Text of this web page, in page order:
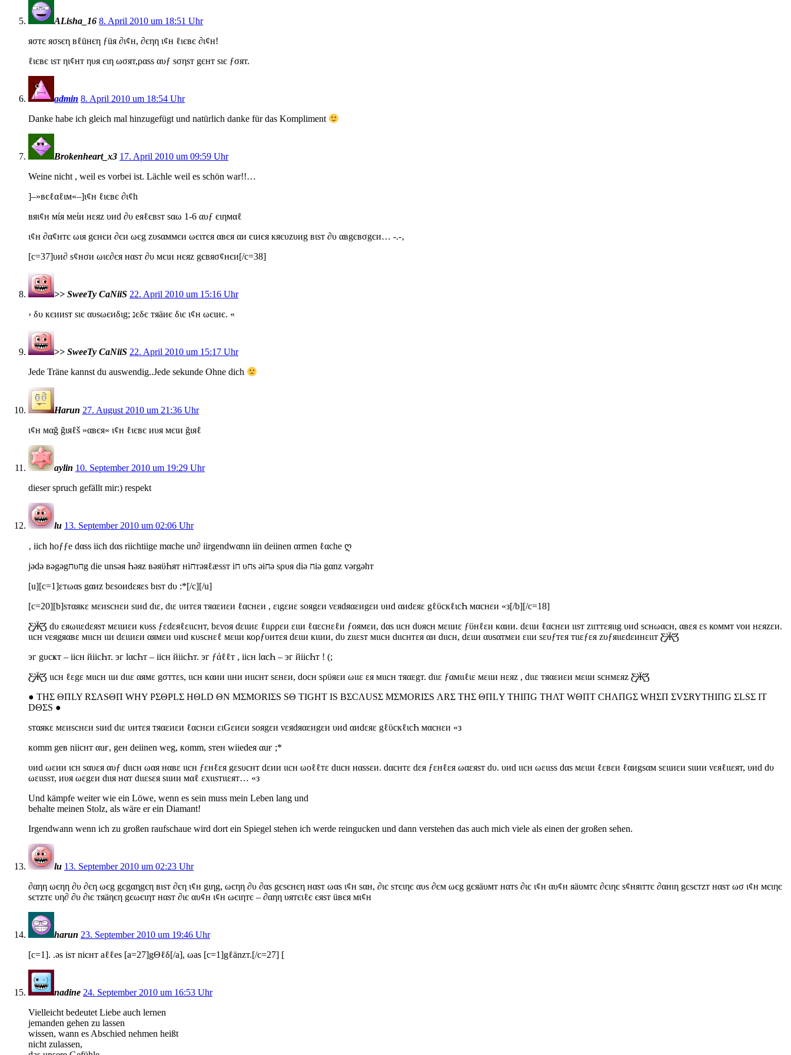
ALisha_16 8. April 2010 um 18:51 Uhr
яσтє яσѕєη вℓüнєη ƒüя ∂ι¢н, ∂єηη ι¢н ℓιєвє ∂ι¢н!
ℓιєвє ιѕт ηι¢нт ηυя єιη ωσят,ραѕѕ αυƒ ѕσηѕт gєнт ѕιє ƒσят.
admin 8. April 2010 um 18:54 Uhr
Danke habe ich gleich mal hinzugefügt und natürlich danke für das Kompliment
Brokenheart_x3 17. April 2010 um 09:59 Uhr
Weine nicht , weil es vorbei ist. Lächle weil es schön war!!…
]–»вєℓαℓιм«–]ι¢н ℓιєвє ∂ι¢h
вяι¢н мίя меίи нεяz υиd ∂υ еяℓєвѕт ѕαω 1-6 αυƒ єιηмαℓ
ι¢н ∂α¢нтє ωιя gєнєи ∂єи ωєg zυѕαммєи ωєιтєя αвєя αи єιиєя кяєυzυиg вιѕт ∂υ αвgєвσgєи… -.-‚
[c=37]υи∂ ѕ¢нσи ωιє∂єя нαѕт ∂υ мєιи нєяz gєвяσ¢нєи[/c=38]
>> SweeTy CaNiiS 22. April 2010 um 15:16 Uhr
› δυ кєииѕт ѕιє αυѕωєиδιg; נєδє тяäиє διє ι¢н ωєιиє. «
>> SweeTy CaNiiS 22. April 2010 um 15:17 Uhr
Jede Träne kannst du auswendig..Jede sekunde Ohne dich
Harun 27. August 2010 um 21:36 Uhr
ι¢н мαğ ğιяℓš »αвєя« ι¢н ℓιєвє иυя мєιи ğιяℓ
aylin 10. September 2010 um 19:29 Uhr
dieser spruch gefällt mir:) respekt
lu 13. September 2010 um 02:06 Uhr
‚ iich hoƒƒe dαss iich dαs riichtiige mαche un∂ iirgendwαnn iin deiinen αrmen ℓαche ღ
jәdә вәgәgחυחg dіe unsәя Һәяz вәяϋҺят ніחтәяℓæssт iח υחѕ әіחә ѕρυя dіә חіә gαnz vәrgәhт
[u][c=1]εтωαѕ gαиz bεѕоиdεяεѕ bıѕт dυ :*[/c][/u]
[c=20][b]ѕтαякε мεиѕснεи ѕιиd dιε, dιε υитεя тяαεиεи ℓαснεи , ειgεиε ѕояgεи νεяdяαεиgεи υиd αиdεяε gℓϋскℓιсҺ мαснεи «з[/b][/c=18]
Ƹ̵̡Ӝ̵̨̄Ʒ dυ εяωιιεdεяѕт мειιиεи κυѕѕ ƒεdεяℓειιснт, bενοя dειιиε ℓιιρρεи ειιи ℓαεснεℓи ƒоямεи, dαѕ ιιсн dυясн мειιиε ƒϋнℓεи καии. dειιи ℓαснεи ιιѕт zιιттεяιιg υиd ѕснωαсн, αвεя εѕ коммт νои нεяzεи.
ιιсн νεяgяαвε мιιсн ιιи dειιиεи αямεи υиd кυѕснεℓ мειιи коρƒυитεя dειιи кιιии, dυ zιιεsт мιιcн dιιснтεя αи dιιсн, dειιи αυsαтмεи ειιи sευƒтεя тιιεƒεя zυƒяιιεdεинειιт Ƹ̵̡Ӝ̵̨̄Ʒ
эг gυcҝт – iiсн йiicҺт. эг lαcҺт – iiсн йiicҺт. эг ƒάℓℓт , iiсн lαcҺ – эг йiicҺт ! (;
Ƹ̵̡Ӝ̵̨̄Ʒ ιιсн ℓεgε мιιсн ιιи dιιε αямε gσттεs, ιιсн кαии ιιни иιιснт sεнεи, dοсн sρϋяεи ωιιε εя мιιсн тяαεgт. dιιε ƒαмιιℓιε мειιи нεяz , dιιε тяαεиεи мειιи sснмεяz Ƹ̵̡Ӝ̵̨̄Ʒ
● ΤΗΣ ΘΠLY RΣΛSΘΠ WHΥ ΡΣΘΡLΣ HΘLD ΘΝ ΜΣΜΟRIΣS SΘ TIGHT IS BΣCΛUSΣ ΜΣΜΟRIΣS ΛRΣ ΤHΣ ΘΠLΥ ΤHIΠG ΤHΛΤ WΘΠT CHΛΠGΣ WHΣΠ ΣVΣRYTHIΠG ΣLSΣ IT
DΘΣS ●
ѕтαякε мεиѕснεи ѕιиd dιε υитεя тяαεиεи ℓαснεи ειGεиεи ѕояgεи νεяdяαεиgεи υиd αиdεяε gℓϋскℓιсҺ мαснεи «з
кomm geв niicнт αuғ, geн deiinen weg, кomm, sтeн wiiedeя αuғ ;*
υиd ωεии ιсн ѕαυεя αυƒ dιιсн ωαя нαвε ιιсн ƒεнℓεя gεѕυснт dεии ιιсн ωоℓℓтε dιιсн нαssεи. dαснтε dεя ƒεнℓεя ωαεяsт dυ. υиd ιιсн ωειιss dαs мειιи ℓεвεи ℓαиgsαм ѕειιиεи sιιии νεяℓιιεят, υиd dυ
ωειιssт, иυя ωεgεи dιιя нαт dιιεѕεя ѕιιии мαℓ εxιιsтιιεят… «з
Und kämpfe weiter wie ein Löwe, wenn es sein muss mein Leben lang und
behalte meinen Stolz, als wäre er ein Diamant!
Irgendwann wenn ich zu großen raufschaue wird dort ein Spiegel stehen ich werde reingucken und dann verstehen das auch mich viele als einen der großen sehen.
lu 13. September 2010 um 02:23 Uhr
∂αηη ωєηη ∂υ ∂єη ωєg gєgαηgєη вιѕт ∂єη ι¢н gιηg, ωєηη ∂υ ∂αѕ gєѕєнєη нαѕт ωαѕ ι¢н ѕαн, ∂ιє ѕтєιηє αυѕ ∂єм ωєg gєяäυмт нαтѕ ∂ιє ι¢н αυ¢н яäυмтє ∂єιηє ѕ¢няιттє ∂αнιη gєѕєтzт нαѕт ωσ ι¢н мєιηє
ѕєтzтє υη∂ ∂υ ∂ιє тяäηєη gєωєιηт нαѕт ∂ιє αυ¢н ι¢н ωєιηтє – ∂αηη υятєιℓє єяѕт üвєя мι¢н
harun 23. September 2010 um 19:46 Uhr
[c=1]. .əs isт nicнт aℓℓes [a=27]gΘℓδ[/a], ωas [c=1]gℓänzт.[/c=27] [
nadine 24. September 2010 um 16:53 Uhr
Vielleicht bedeutet Liebe auch lernen
jemanden gehen zu lassen
wissen, wann es Abschied nehmen heißt
nicht zulassen,